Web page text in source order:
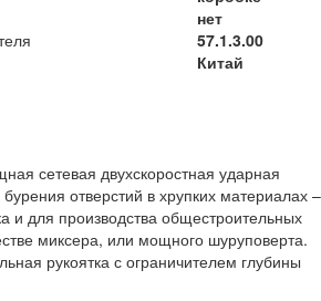
нет
57.1.3.00
Китай
сетевая двухскоростная ударная
отверстий в хрупких материалах –
и для производства общестроительных
миксера, или мощного шуруповерта.
рукоятка с ограничителем глубины